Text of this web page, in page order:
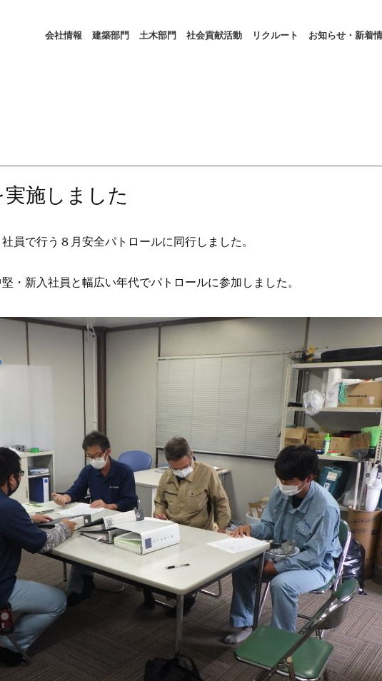
会社情報 建築部門 土木部門 社会貢献活動 リクルート お知らせ・新着
施しました
員で行う８月安全パトロールに同行しました。
・新入社員と幅広い年代でパトロールに参加しました。